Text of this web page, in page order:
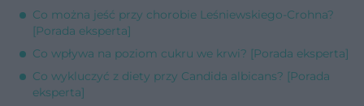
Co można jeść przy chorobie Leśniewskiego-Crohna?
[Porada eksperta]
Co wpływa na poziom cukru we krwi? [Porada eksperta]
Co wykluczyć z diety przy Candida albicans? [Porada
eksperta]